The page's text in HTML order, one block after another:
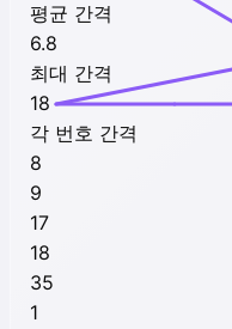
평균 간격
6.8
최대 간격
18
각 번호 간격
8
9
17
18
35
1